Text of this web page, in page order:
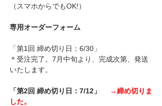
（スマホからでもOK!）
専用オーダーフォーム
「第1回 締め切り日：6/30」
＊受注完了。7月中旬より、完成次第、発送
いたします。
「第2回 締め切り日：7/12」
→締め切りま
した。